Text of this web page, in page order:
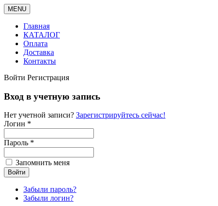
MENU
Главная
КАТАЛОГ
Оплата
Доставка
Контакты
Войти Регистрация
Вход в учетную запись
Нет учетной записи? Зарегистрируйтесь сейчас!
Логин *
Пароль *
Запомнить меня
Забыли пароль?
Забыли логин?